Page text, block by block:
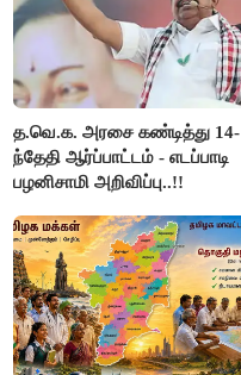
த.வெ.க. அரசை கண்டித்து 14-
ந்தேதி ஆர்ப்பாட்டம் - எடப்பாடி
பழனிசாமி அறிவிப்பு..!!